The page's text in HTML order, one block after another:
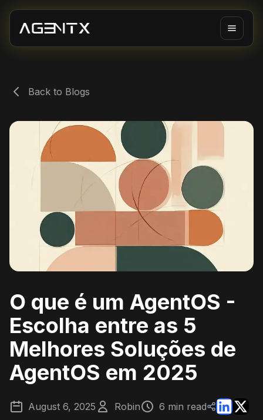
Back to Blogs
O que é um AgentOS -
Escolha entre as 5
Melhores Soluções de
AgentOS em 2025
August 6, 2025 Robin 6 min read